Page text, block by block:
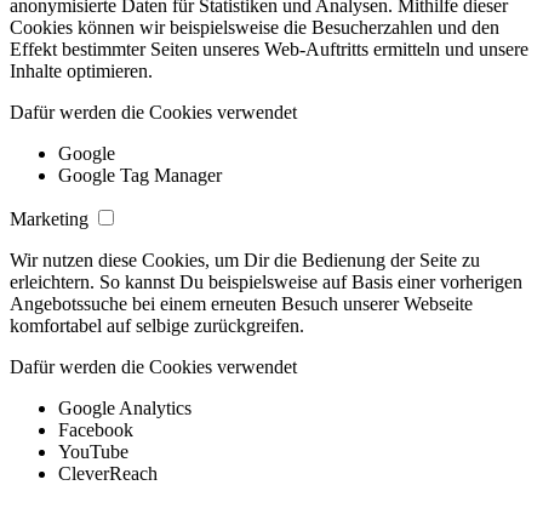
anonymisierte Daten für Statistiken und Analysen. Mithilfe dieser
Cookies können wir beispielsweise die Besucherzahlen und den
Effekt bestimmter Seiten unseres Web-Auftritts ermitteln und unsere
Inhalte optimieren.
Dafür werden die Cookies verwendet
Google
Google Tag Manager
Marketing
Wir nutzen diese Cookies, um Dir die Bedienung der Seite zu
erleichtern. So kannst Du beispielsweise auf Basis einer vorherigen
Angebotssuche bei einem erneuten Besuch unserer Webseite
komfortabel auf selbige zurückgreifen.
Dafür werden die Cookies verwendet
Google Analytics
Facebook
YouTube
CleverReach